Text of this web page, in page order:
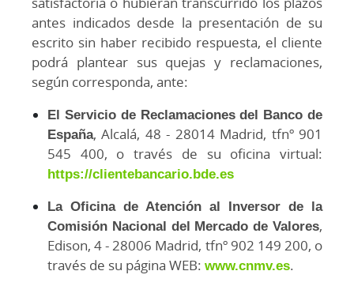
antes indicados desde la presentación de su
escrito sin haber recibido respuesta, el cliente
podrá plantear sus quejas y reclamaciones,
según corresponda, ante:
El Servicio de Reclamaciones del Banco de
España, Alcalá, 48 - 28014 Madrid, tfnº 901
545 400, o través de su oficina virtual:
https://clientebancario.bde.es
La Oficina de Atención al Inversor de la
Comisión Nacional del Mercado de Valores,
Edison, 4 - 28006 Madrid, tfnº 902 149 200, o
través de su página WEB: www.cnmv.es.